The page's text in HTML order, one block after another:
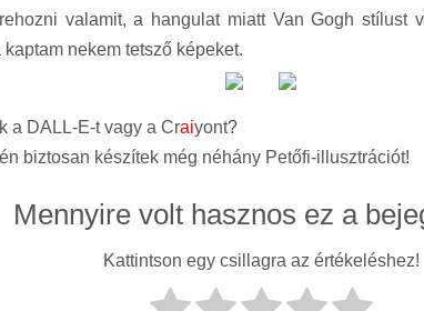
valamit, a hangulat miatt Van Gogh stílust
nekem tetsző képeket.
a DALL-E-t vagy a Craiyont?
biztosan készítek még néhány Petőfi-illusztrációt!
Mennyire volt hasznos ez a
Kattintson egy csillagra az értékeléshez!